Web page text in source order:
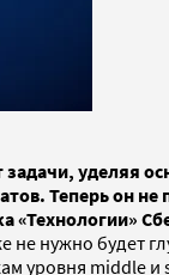
уделяя
Теперь он
«Технологии»
нужно будет
middle